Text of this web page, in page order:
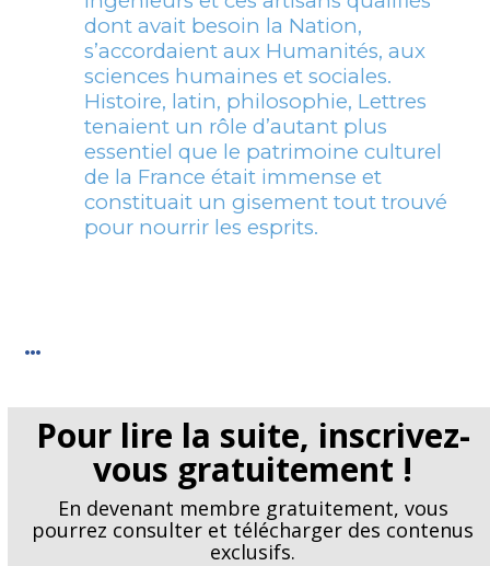
dont avait besoin la Nation,
s’accordaient aux Humanités, aux
sciences humaines et sociales.
Histoire, latin, philosophie, Lettres
tenaient un rôle d’autant plus
essentiel que le patrimoine culturel
de la France était immense et
constituait un gisement tout trouvé
pour nourrir les esprits.
…
Pour lire la suite, inscrivez-
vous gratuitement !
En devenant membre gratuitement, vous
pourrez consulter et télécharger des contenus
exclusifs.